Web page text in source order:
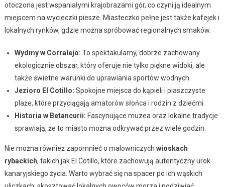
otoczona jest wspaniałymi krajobrazami gór, co czyni ją idealnym
miejscem na wycieczki piesze. Miasteczko pełne jest także kafejek i
lokalnych rynków, gdzie można spróbować regionalnych smaków.
Wydmy w Corralejo: To spektakularny, dobrze zachowany
ekologicznie obszar, który oferuje nie tylko piękne widoki, ale
także świetne warunki do uprawiania sportów wodnych.
Jezioro El Cotillo: Spokojne miejsca do kąpieli i piaszczyste
plaże, które przyciągają amatorów słońca i rodzin z dziećmi.
Historia w Betancurii: Fascynujące muzea oraz lokalne tradycje
sprawiają, że to miasto można odkrywać przez wiele godzin.
Nie można również zapomnieć o malowniczych wioskach
rybackich, takich jak El Cotillo, które zachowują autentyczny urok
kanaryjskiego życia. Warto wybrać się na spacer po ich wąskich